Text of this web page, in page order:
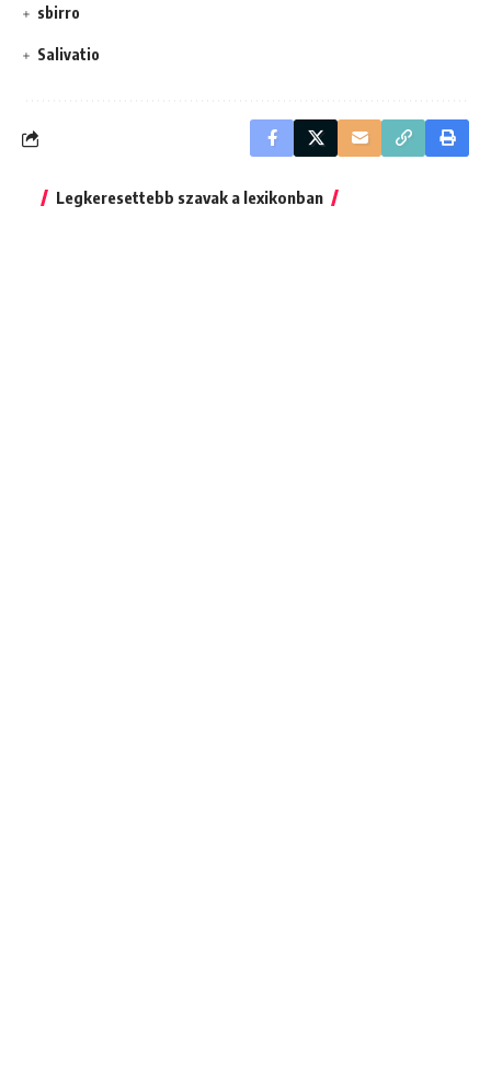
sbirro
Salivatio
Legkeresettebb szavak a lexikonban